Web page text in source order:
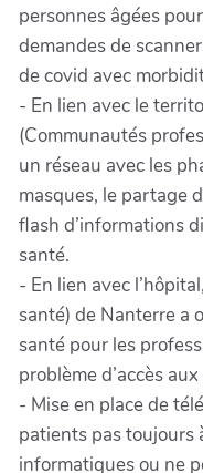
personnes âgées
demandes de
de covid avec
- En lien avec le
(Communautés
un réseau avec les
masques, le partage
flash d’informations
santé.
- En lien avec
santé) de Nanterre a
santé pour les
problème d’accès
- Mise en place de
patients pas toujours
informatiques ou ne